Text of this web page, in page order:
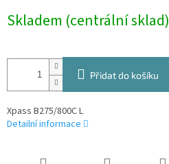
cena:
Skladem (centrální sklad)
Přidat do košíku
Xpass B275/800C L
Detailní informace